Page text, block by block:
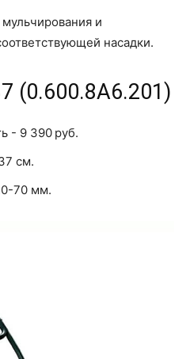
и
насадки.
(0.600.8A6.201)
- 9 390 руб.
см.
70 мм.